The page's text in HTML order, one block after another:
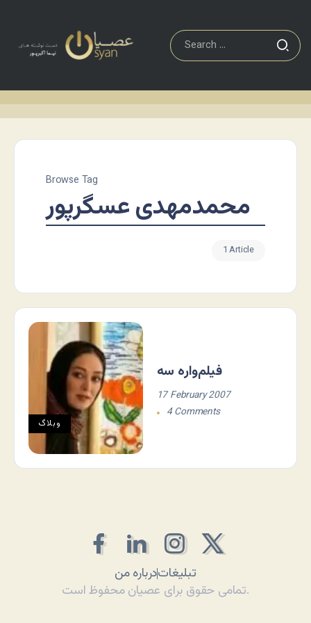
Browse Tag
محمدمهدی عسگرپور
1 Article
وبلاگ
فیلم‌واره سه
17 February 2007
4 Comments
درباره منتبلیغات
تمامی حقوق برای عصیان محفوظ است.